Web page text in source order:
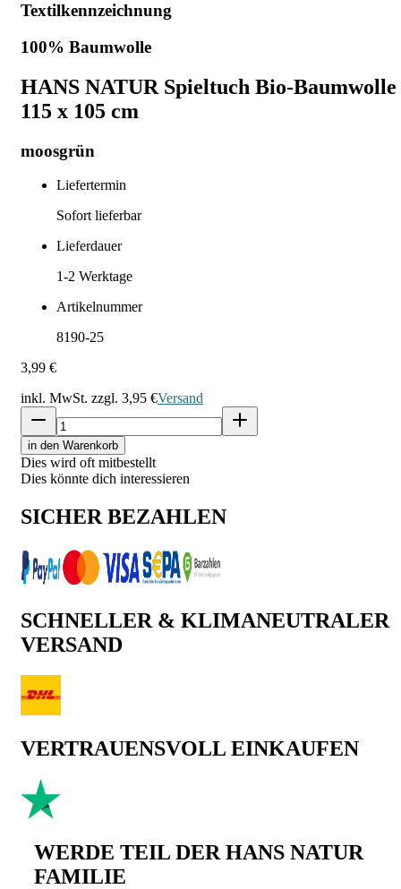
Textilkennzeichnung
100% Baumwolle
HANS NATUR Spieltuch Bio-Baumwolle
115 x 105 cm
moosgrün
Liefertermin
Sofort lieferbar
Lieferdauer
1-2 Werktage
Artikelnummer
8190-25
3,99 €
inkl. MwSt. zzgl. 3,95 €Versand
in den Warenkorb
Dies wird oft mitbestellt
Dies könnte dich interessieren
SICHER BEZAHLEN
SCHNELLER & KLIMANEUTRALER
VERSAND
VERTRAUENSVOLL EINKAUFEN
WERDE TEIL DER HANS NATUR
FAMILIE